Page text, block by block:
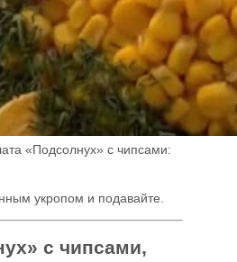
«Подсолнух» с чипсами:
укропом и подавайте.
с чипсами,